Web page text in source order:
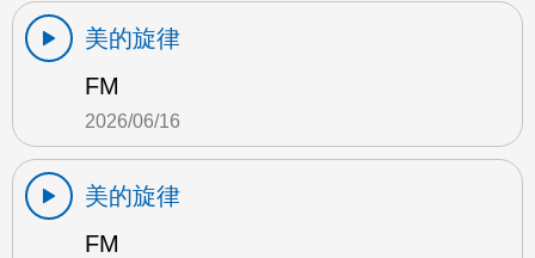
美的旋律
FM
2026/06/16
美的旋律
FM